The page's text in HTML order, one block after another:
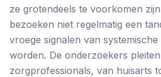
ze grotendeels te voorkomen
bezoeken niet regelmatig een
vroege signalen van systemische
worden. De onderzoekers
zorgprofessionals, van huisarts